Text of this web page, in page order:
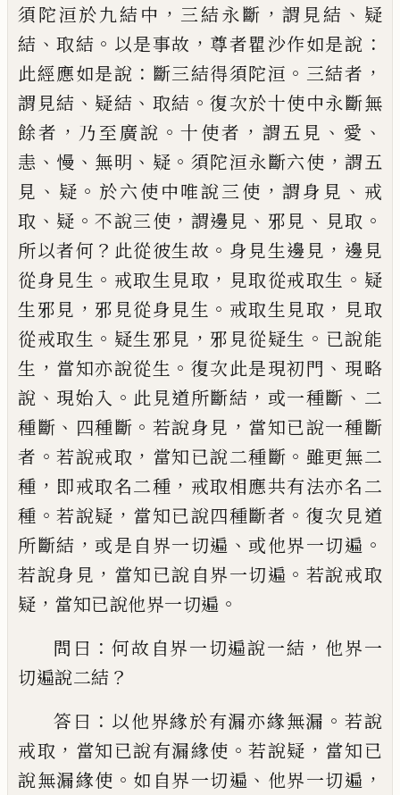
須陀洹於九結中 ， 三結永斷 ，謂見結 、 疑
結 、取結 。 以是事故 ， 尊者瞿沙作如是說 ：
此經應如是說 ： 斷三結得須陀洹 。 三結者 ，
謂見結 、 疑結 、 取結 。復次於十使中永斷無
餘者 ， 乃至廣說 。十使者 ， 謂五見 、 愛 、
恚 、 慢 、 無明 、 疑 。 須陀洹永斷六使 ，謂五
見 、 疑 。 於六使中唯說三使 ，謂身見 、 戒
取 、 疑 。不說三使 ， 謂邊見 、 邪見 、 見取 。
所以者何 ？ 此從彼生故 。 身見生邊見 ， 邊見
從身 見生 。 戒取生見取 ， 見取從戒取生 。 疑
生邪見 ， 邪見從身見生 。 戒取生見取 ， 見取
從戒取生 。 疑生邪見 ， 邪見從疑生 。 已說能
生 ， 當知亦說從生 。 復次此是現初門 、 現略
說 、 現始入 。 此 見道所斷結 ， 或一種斷 、 二
種斷 、 四種斷 。 若說身見 ， 當知已說一種斷
者 。若說戒取 ， 當知已說二種斷 。 雖更無二
種 ， 即戒取名二種 ， 戒取相應共有法亦名二
種 。若說疑 ， 當知已說四種斷者 。 復次見道
所斷結 ， 或是自界一切遍 、 或他界一切遍 。
若說身見 ， 當知已說自界一切遍 。 若說戒取
疑 ， 當知已說他界一切遍 。
問 曰 ：何故自界一切遍說一結 ， 他界一
切遍說二結 ？
答曰 ： 以他界緣於有漏亦緣無漏 。 若說
戒取 ， 當知已說有漏緣使 。若說疑 ， 當知已
說無漏緣使 。 如自界一切遍 、 他界一切遍 ，